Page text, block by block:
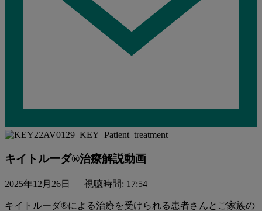
キイトルーダ®治療解説動画
2025年12月26日 視聴時間: 17:54
キイトルーダ®による治療を受けられる患者さんとご家族の